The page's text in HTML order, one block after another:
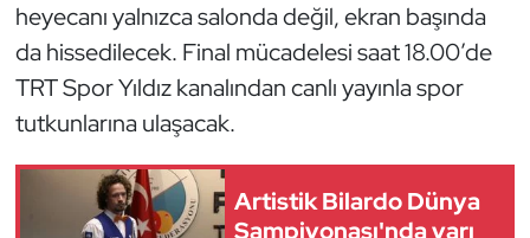
heyecanı yalnızca salonda değil, ekran başında
da hissedilecek. Final mücadelesi saat 18.00’de
TRT Spor Yıldız kanalından canlı yayınla spor
tutkunlarına ulaşacak.
Artistik Bilardo Dünya
Şampiyonası'nda yarı
Futsal
Genel
Güreş